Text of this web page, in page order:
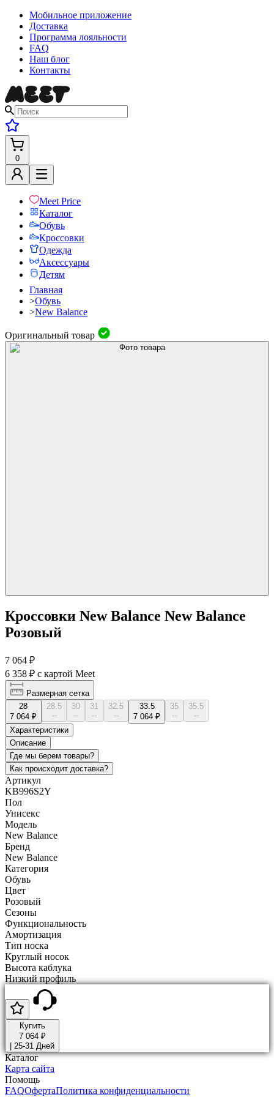
Мобильное приложение
Доставка
Программа лояльности
FAQ
Наш блог
Контакты
0
Meet Price
Каталог
Обувь
Кроссовки
Одежда
Аксессуары
Детям
Главная
>Обувь
>New Balance
Оригинальный товар
Кроссовки New Balance New Balance
Розовый
7 064 ₽
6 358 ₽ с картой Meet
Размерная сетка
28
7 064 ₽
28.5
--
30
--
31
--
32.5
--
33.5
7 064 ₽
35
--
35.5
--
Характеристики
Описание
Где мы берем товары?
Как происходит доставка?
Артикул
KB996S2Y
Пол
Унисекс
Модель
New Balance
Бренд
New Balance
Категория
Обувь
Цвет
Розовый
Сезоны
Функциональность
Амортизация
Тип носка
Круглый носок
Высота каблука
Низкий профиль
Купить
7 064 ₽
25-31 Дней
Каталог
Карта сайта
Помощь
FAQОфертаПолитика конфиденциальности